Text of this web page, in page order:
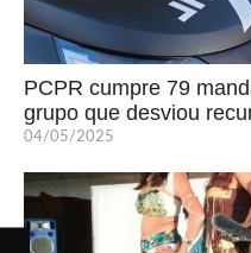
PCPR cumpre 79
grupo que desviou
04/05/2025